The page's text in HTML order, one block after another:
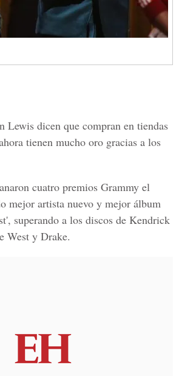
Lewis dicen que compran en tiendas
tienen mucho oro gracias a los
cuatro premios Grammy el
mejor artista nuevo y mejor álbum
superando a los discos de Kendrick
West y Drake.